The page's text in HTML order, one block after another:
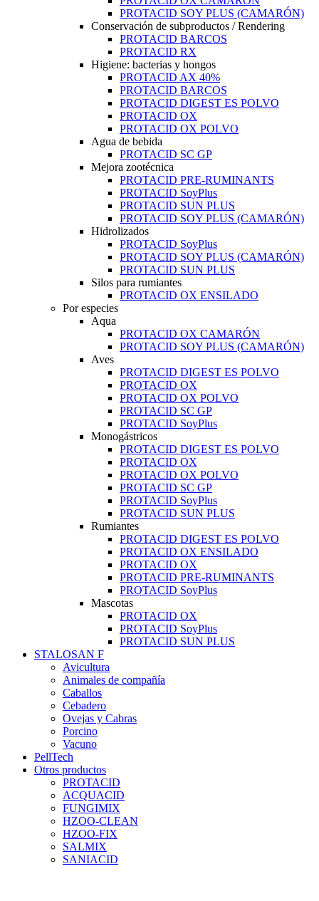
PROTACID SOY PLUS (CAMARÓN)
Conservación de subproductos / Rendering
PROTACID BARCOS
PROTACID RX
Higiene: bacterias y hongos
PROTACID AX 40%
PROTACID BARCOS
PROTACID DIGEST ES POLVO
PROTACID OX
PROTACID OX POLVO
Agua de bebida
PROTACID SC GP
Mejora zootécnica
PROTACID PRE-RUMINANTS
PROTACID SoyPlus
PROTACID SUN PLUS
PROTACID SOY PLUS (CAMARÓN)
Hidrolizados
PROTACID SoyPlus
PROTACID SOY PLUS (CAMARÓN)
PROTACID SUN PLUS
Silos para rumiantes
PROTACID OX ENSILADO
Por especies
Aqua
PROTACID OX CAMARÓN
PROTACID SOY PLUS (CAMARÓN)
Aves
PROTACID DIGEST ES POLVO
PROTACID OX
PROTACID OX POLVO
PROTACID SC GP
PROTACID SoyPlus
Monogástricos
PROTACID DIGEST ES POLVO
PROTACID OX
PROTACID OX POLVO
PROTACID SC GP
PROTACID SoyPlus
PROTACID SUN PLUS
Rumiantes
PROTACID DIGEST ES POLVO
PROTACID OX ENSILADO
PROTACID OX
PROTACID PRE-RUMINANTS
PROTACID SoyPlus
Mascotas
PROTACID OX
PROTACID SoyPlus
PROTACID SUN PLUS
STALOSAN F
Avicultura
Animales de compañía
Caballos
Cebadero
Ovejas y Cabras
Porcino
Vacuno
PellTech
Otros productos
PROTACID
ACQUACID
FUNGIMIX
HZOO-CLEAN
HZOO-FIX
SALMIX
SANIACID